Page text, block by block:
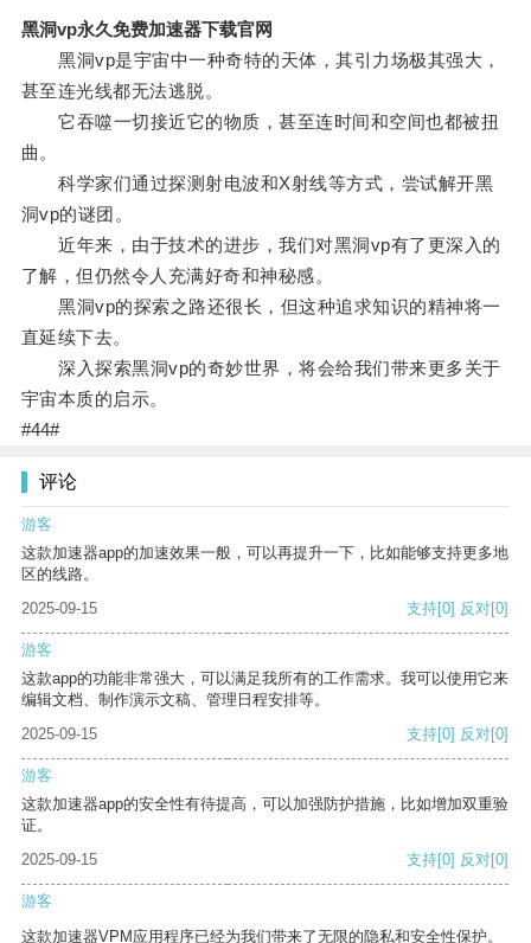
黑洞vp永久免费加速器下载官网
黑洞vp是宇宙中一种奇特的天体，其引力场极其强大，
甚至连光线都无法逃脱。
它吞噬一切接近它的物质，甚至连时间和空间也都被扭
曲。
科学家们通过探测射电波和X射线等方式，尝试解开黑
洞vp的谜团。
近年来，由于技术的进步，我们对黑洞vp有了更深入的
了解，但仍然令人充满好奇和神秘感。
黑洞vp的探索之路还很长，但这种追求知识的精神将一
直延续下去。
深入探索黑洞vp的奇妙世界，将会给我们带来更多关于
宇宙本质的启示。
#44#
评论
游客
这款加速器app的加速效果一般，可以再提升一下，比如能够支持更多地
区的线路。
2025-09-15
支持[0] 反对[0]
游客
这款app的功能非常强大，可以满足我所有的工作需求。我可以使用它来
编辑文档、制作演示文稿、管理日程安排等。
2025-09-15
支持[0] 反对[0]
游客
这款加速器app的安全性有待提高，可以加强防护措施，比如增加双重验
证。
2025-09-15
支持[0] 反对[0]
游客
这款加速器VPM应用程序已经为我们带来了无限的隐私和安全性保护。